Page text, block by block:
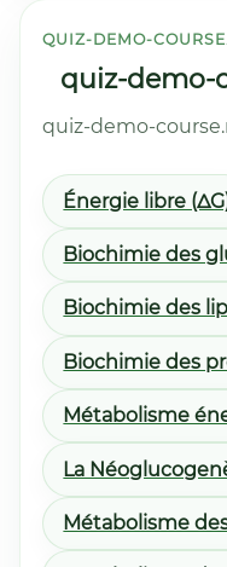
QUIZ-DEMO-
quiz-demo-
quiz-demo-
Énergie libre
Biochimie des
Biochimie des
Biochimie des
Métabolisme
La
Métabolisme